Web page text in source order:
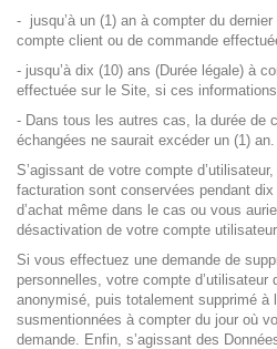
- jusqu’à un (1) an à compter du
compte client ou de commande
- jusqu’à dix (10) ans (Durée légale) à
effectuée sur le Site, si ces
- Dans tous les autres cas, la durée de
échangées ne saurait excéder un (1) an.
S’agissant de votre compte
facturation sont conservées pendant
d’achat même dans le cas ou vous
désactivation de votre compte
Si vous effectuez une demande de
personnelles, votre compte
anonymisé, puis totalement supprimé à
susmentionnées à compter du jour où
demande. Enfin, s’agissant des